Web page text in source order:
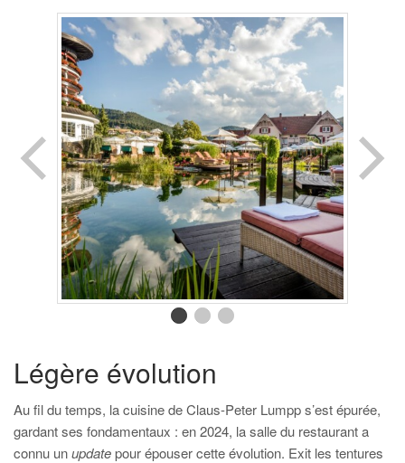
Légère évolution
Au fil du temps, la cuisine de Claus-Peter Lumpp s’est épurée,
gardant ses fondamentaux : en 2024, la salle du restaurant a
connu unupdatepour épouser cette évolution. Exit les tentures